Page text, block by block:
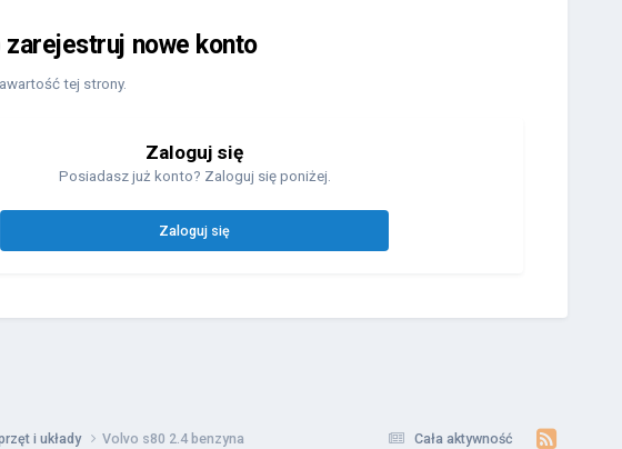
nowe konto
tej strony.
Zaloguj się
Posiadasz już konto? Zaloguj się poniżej.
Zaloguj się
Cała aktywność
i układy Volvo s80 2.4 benzyna